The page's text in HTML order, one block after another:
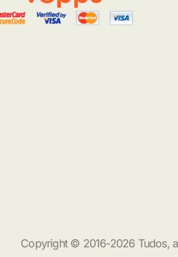
Copyright © 2016-2026 Tudos,